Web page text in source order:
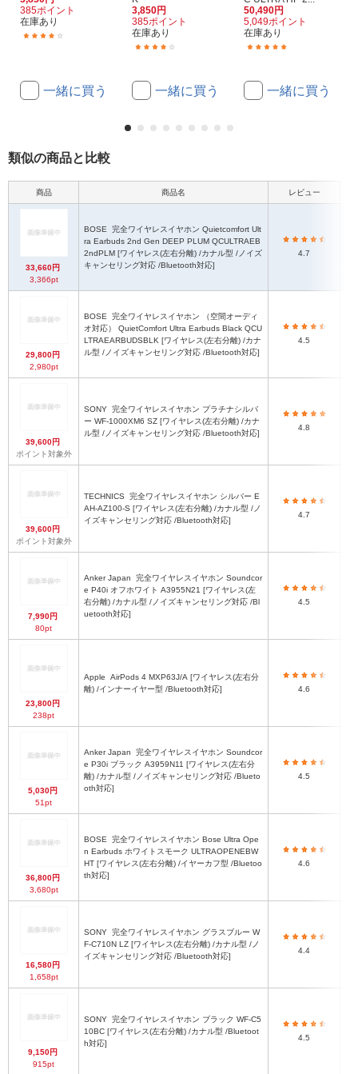
385ポイント
在庫あり
一緒に買う
3,850円
385ポイント
在庫あり
一緒に買う
50,490円
5,049ポイント
在庫あり
一緒に買う
類似の商品と比較
商品 商品名 レビュー
33,660円
3,366pt
BOSE
ra Earbuds 2nd Gen DEEP PLUM QCULTRAEB
2ndPLM [ワイヤレス(左右分離) /カナル型 /ノイズ
キャンセリング対応 /Bluetooth対応]
4.7
29,800円
2,980pt
BOSE
オ対応） QuietComfort Ultra Earbuds Black QCU
LTRAEARBUDSBLK [ワイヤレス(左右分離) /カナ
ル型 /ノイズキャンセリング対応 /Bluetooth対応]
4.5
39,600円
ポイント対象外
SONY
ー WF-1000XM6 SZ [ワイヤレス(左右分離) /カナ
ル型 /ノイズキャンセリング対応 /Bluetooth対応]
4.8
39,600円
ポイント対象外
TECHNICS
AH-AZ100-S [ワイヤレス(左右分離) /カナル型 /ノ
イズキャンセリング対応 /Bluetooth対応]
4.7
7,990円
80pt
Anker Japan
e P40i オフホワイト A3955N21 [ワイヤレス(左
右分離) /カナル型 /ノイズキャンセリング対応 /Bl
uetooth対応]
4.5
23,800円
238pt
Apple
離) /インナーイヤー型 /Bluetooth対応]
4.6
5,030円
51pt
Anker Japan
e P30i ブラック A3959N11 [ワイヤレス(左右分
離) /カナル型 /ノイズキャンセリング対応 /Blueto
oth対応]
4.5
36,800円
3,680pt
BOSE
n Earbuds ホワイトスモーク ULTRAOPENEBW
HT [ワイヤレス(左右分離) /イヤーカフ型 /Bluetoo
th対応]
4.6
16,580円
1,658pt
SONY
F-C710N LZ [ワイヤレス(左右分離) /カナル型 /ノ
イズキャンセリング対応 /Bluetooth対応]
4.4
9,150円
915pt
SONY
10BC [ワイヤレス(左右分離) /カナル型 /Bluetoot
h対応]
4.5